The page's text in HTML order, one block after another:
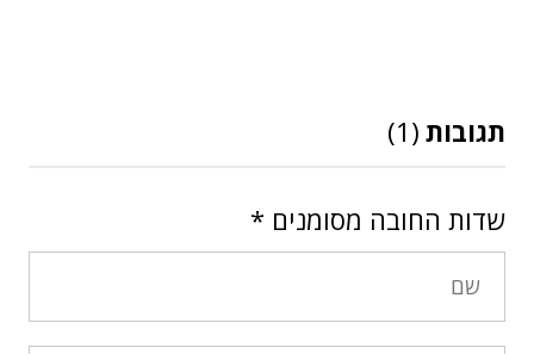
תגובות (1)
שדות החובה מסומנים *